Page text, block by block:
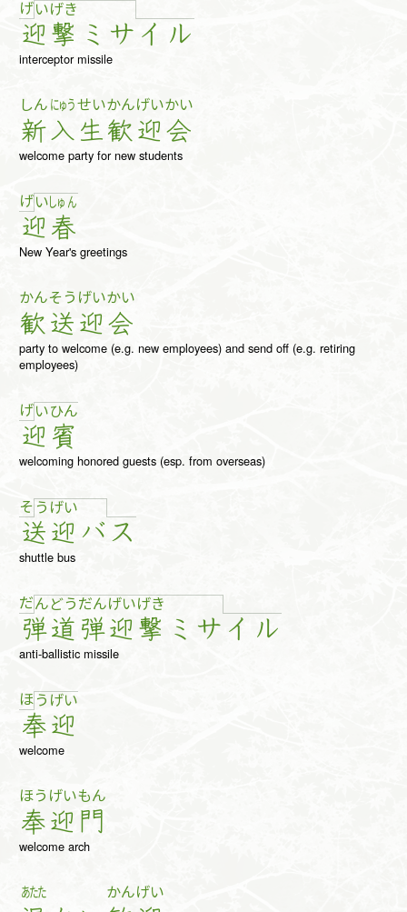
げい
迎
げき
撃 ミ サ イ ル
interceptor missile
しん
新
にゅう
入
せい
生
かん
歓
げい
迎
かい
会
welcome party for new students
げい
迎
しゅ ん
春
New Year's greetings
かん
歓
そう
送
げい
迎
かい
会
party to welcome (e.g. new employees) and send off (e.g. retiring
employees)
げい
迎
ひん
賓
welcoming honored guests (esp. from overseas)
そ う
送
げい
迎 バ ス
shuttle bus
だん
弾
どう
道
だん
弾
げい
迎
げき
撃 ミ サ イ ル
anti-ballistic missile
ほ う
奉
げい
迎
welcome
ほう
奉
げい
迎
もん
門
welcome arch
あたた かんげい